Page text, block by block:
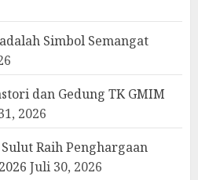
Simbol Semangat
dan Gedung TK GMIM
2026
Raih Penghargaan
Juli 30, 2026